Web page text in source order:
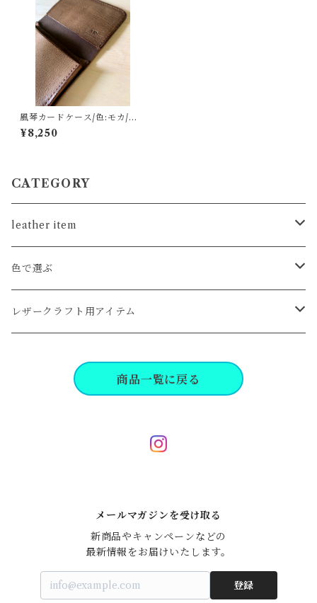
風琴カードケース/色:モカ/オ
イルワックス
¥8,250
CATEGORY
leather item
card
coin
business
色で選ぶ
クロ系
レッド,イエロー,オレンジ系
レザークラフト用アイテム
商品一覧に戻る
メールマガジンを受け取る
新商品やキャンペーンなどの
最新情報をお届けいたします。
登録